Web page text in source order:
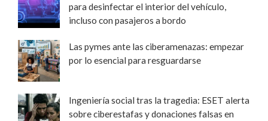
para desinfectar el interior del vehículo,
incluso con pasajeros a bordo
Las pymes ante las ciberamenazas: empezar
por lo esencial para resguardarse
Ingeniería social tras la tragedia: ESET alerta
sobre ciberestafas y donaciones falsas en